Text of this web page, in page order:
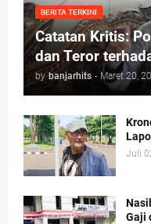
BERITA TERKINI
Catatan Kritis:
dan Teror
by banjarhits - Maret 20,
Juli
Gaji